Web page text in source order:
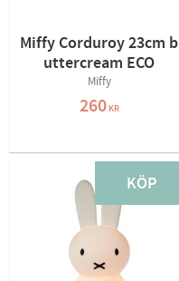
Miffy Corduroy 23cm b
uttercream ECO
Miffy
260KR
KÖP